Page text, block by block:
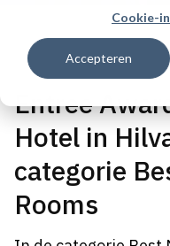
Cookie-
Accepteren
Tags:entree-awards-
Gepubliceerd op: 9 mei
Entree
Hotel in
categorie
Rooms